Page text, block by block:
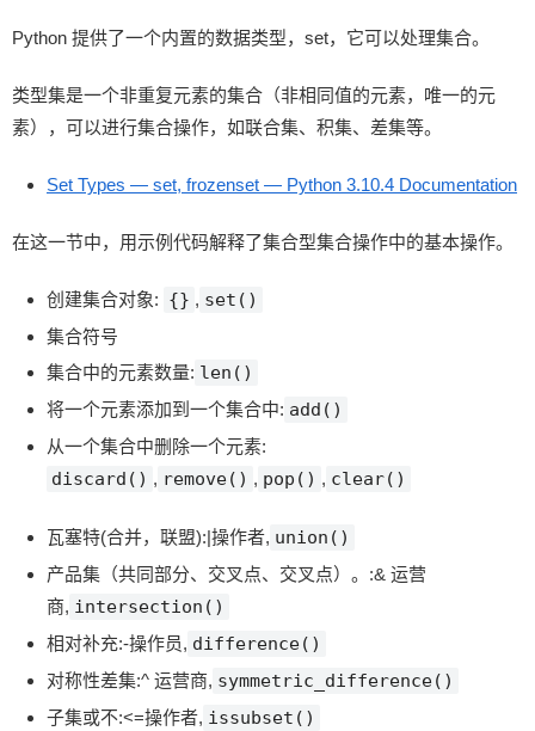
Python 提供了一个内置的数据类型，set，它可以处理集合。
类型集是一个非重复元素的集合（非相同值的元素，唯一的元
素），可以进行集合操作，如联合集、积集、差集等。
Set Types — set, frozenset — Python 3.10.4 Documentation
在这一节中，用示例代码解释了集合型集合操作中的基本操作。
创建集合对象: {} , set()
集合符号
集合中的元素数量: len()
将一个元素添加到一个集合中: add()
从一个集合中删除一个元素:
discard() , remove() , pop() , clear()
瓦塞特(合并，联盟):|操作者, union()
产品集（共同部分、交叉点、交叉点）。 :& 运营
商, intersection()
相对补充:-操作员, difference()
对称性差集:^ 运营商, symmetric_difference()
子集或不:<=操作者, issubset()